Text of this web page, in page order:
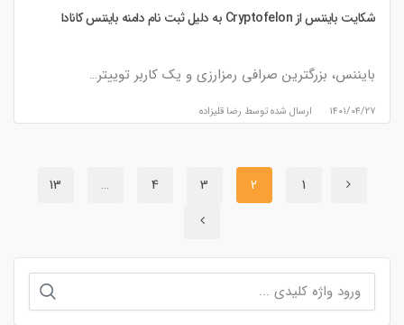
شکایت بایننس از Cryptofelon به دلیل ثبت نام دامنه بایننس کانادا
بایننس، بزرگترین صرافی رمزارزی و یک کاربر توییتر…
۱۴۰۱/۰۴/۲۷ ارسال شده توسط رضا قلیزاده
1
2
3
4
…
13
برای: